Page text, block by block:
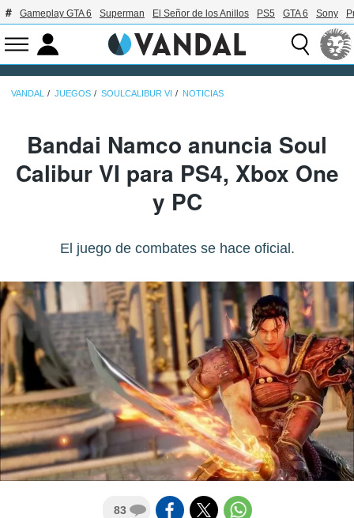
Gameplay GTA 6 Superman El Señor de los Anillos PS5 GTA 6 Sony
VANDAL JUEGOS SOULCALIBUR VI NOTICIAS
Bandai Namco anuncia Soul
Calibur VI para PS4, Xbox One
y PC
El juego de combates se hace oficial.
83